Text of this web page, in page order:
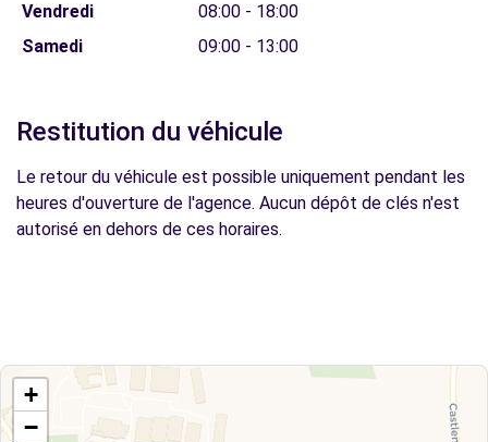
Vendredi
08:00 - 18:00
Samedi
09:00 - 13:00
Restitution du véhicule
Le retour du véhicule est possible uniquement pendant les
heures d'ouverture de l'agence. Aucun dépôt de clés n'est
autorisé en dehors de ces horaires.
+
−